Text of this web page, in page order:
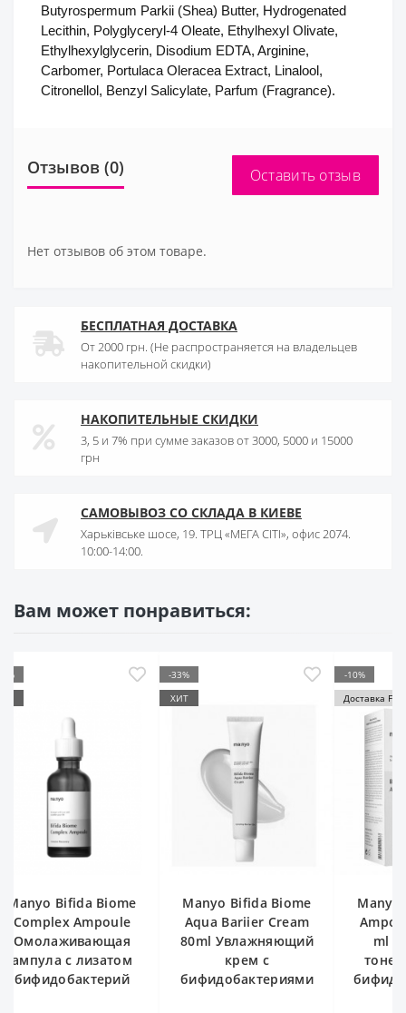
Butyrospermum Parkii (Shea) Butter, Hydrogenated
Lecithin, Polyglyceryl-4 Oleate, Ethylhexyl Olivate,
Ethylhexylglycerin, Disodium EDTA, Arginine,
Carbomer, Portulaca Oleracea Extract, Linalool,
Citronellol, Benzyl Salicylate, Parfum (Fragrance).
Отзывов (0) Оставить отзыв
Нет отзывов об этом товаре.
БЕСПЛАТНАЯ ДОСТАВКА
От 2000 грн. (Не распространяется на владельцев
накопительной скидки)
НАКОПИТЕЛЬНЫЕ СКИДКИ
3, 5 и 7% при сумме заказов от 3000, 5000 и 15000
грн
САМОВЫВОЗ СО СКЛАДА В КИЕВЕ
Харьківське шосе, 19. ТРЦ «МЕГА СІТІ», офис 2074.
10:00-14:00.
Вам может понравиться:
Manyo Bifida Biome
Aqua Bariier Cream
80ml Увлажняющий
крем с
бифидобактериями
-10%
Доставка FREE
Manyo Bifida Biome
Ampoule Toner 400
ml Ампульный
тонер для лица с
бифидобактериями,
-12%
ХИТ
Manyo